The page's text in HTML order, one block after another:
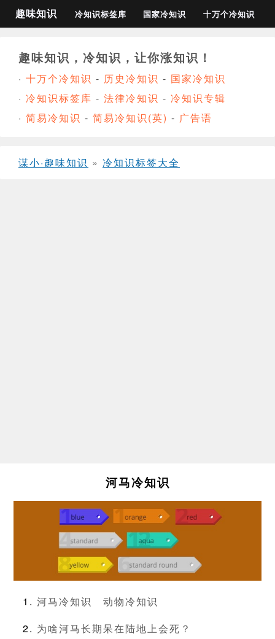
趣味知识 冷知识标签库 国家冷知识 十万个冷知识
趣味知识，冷知识，让你涨知识！
· 十万个冷知识 - 历史冷知识 - 国家冷知识
· 冷知识标签库 - 法律冷知识 - 冷知识专辑
· 简易冷知识 - 简易冷知识(英) - 广告语
谋小·趣味知识 » 冷知识标签大全
河马冷知识
河马冷知识
动物冷知识
为啥河马长期呆在陆地上会死？